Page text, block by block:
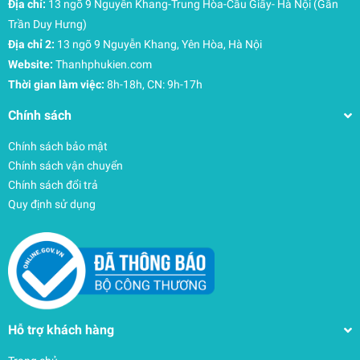
Kích thước bên ngoài: 38 x 28 x 5 cm
Tương thích với các dòng máy
MacBook Pro 16 inch (2021 – 2023) chip M1/M2/M3,
MacBook Pro 16 inch (2015 – 2020)
Microsoft Surface 15 inch 5/4/3
HP Chromebook 14 | Envy 14 | Stream 14 | ProBook |
Acer Aspire R | Chromebook 14 | Aspire One Cloudbook
14
ThinkPad X1 Yoga (Thế hệ 1-4) | X1 Yoga | Yoga C930 |
IdeaPad 300
Dell XPS 15 Plus | Dell Latitude 14 mới | Inspiron 14
3000 | Inspiron Chromebook 14
Asus VivoBook E502NA | ExpertBook 14 | EeeBook |
Địa chỉ: 13 ngõ 9 Nguyễn Khang-Trung Hòa-Cầu Giấy- Hà Nội (Gần
Trần Duy Hưng)
Địa chỉ 2: 13 ngõ 9 Nguyễn Khang, Yên Hòa, Hà Nội
Website: Thanhphukien.com
Thời gian làm việc: 8h-18h, CN: 9h-17h
Chính sách
Chính sách bảo mật
Chính sách vận chuyển
Chính sách đổi trả
Quy định sử dụng
Hỗ trợ khách hàng